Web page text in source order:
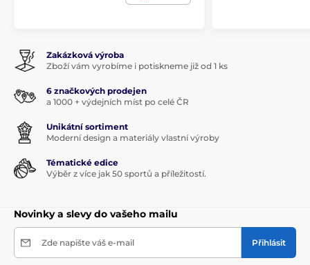
Zakázková výroba
Zboží vám vyrobíme i potiskneme již od 1 ks
6 značkových prodejen
a 1000 + výdejních míst po celé ČR
Unikátní sortiment
Moderní design a materiály vlastní výroby
Tématické edice
Výběr z více jak 50 sportů a příležitostí.
Novinky a slevy do vašeho mailu
Zde napište váš e-mail Přihlásit